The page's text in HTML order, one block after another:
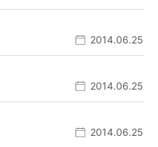
2014.06.25
2014.06.25
2014.06.25